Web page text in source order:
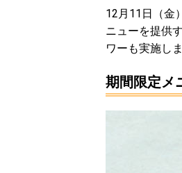
12月11日（金
ニューを提供
ワーも実施しま
期間限定メ